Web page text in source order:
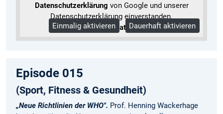
Datenschutzerklärung von Google und unserer
Datenschutzerklärung einverstanden.
Mehr Informationen
Einmalig aktivieren Dauerhaft aktivieren
Episode 015
(Sport, Fitness & Gesundheit)
„Neue Richtlinien der WHO". Prof. Henning Wackerhage